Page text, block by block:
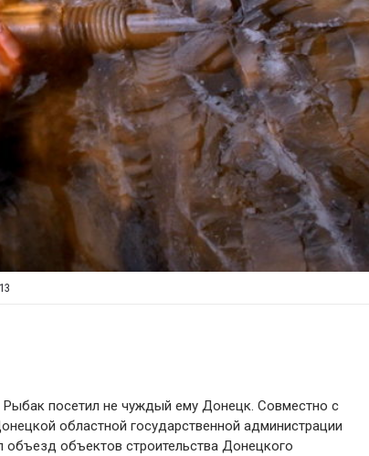
посетил не чуждый ему Донецк. Совместно с
областной государственной администрации
объектов строительства Донецкого